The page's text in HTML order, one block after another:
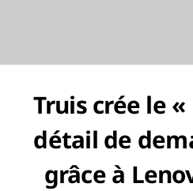
Truis crée le
détail de
grâce à